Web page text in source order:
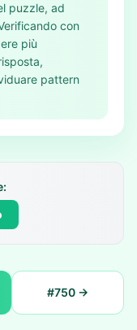
puzzle, ad
con
più
pattern
#750→